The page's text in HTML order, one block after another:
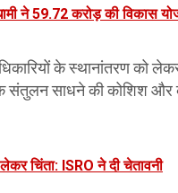
ने 59.72 करोड़ की विकास
के स्थानांतरण को
संतुलन साधने की कोशिश और
चिंता: ISRO ने दी चेतावनी